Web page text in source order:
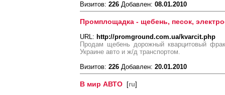
Визитов: 226 Добавлен: 08.01.2010
Промплощадка - щебень, песок,
URL: http://promground.com.ua/kvarcit.php
Продам щебень дорожный кварцитовый
Украине авто и ж/д транспортом.
Визитов: 226 Добавлен: 20.01.2010
В мир АВТО [ru]